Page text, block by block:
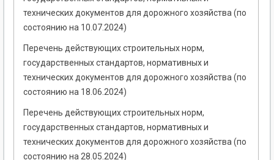
технических документов для дорожного хозяйства (по
состоянию на 10.07.2024)
Перечень действующих строительных норм,
государственных стандартов, нормативных и
технических документов для дорожного хозяйства (по
состоянию на 18.06.2024)
Перечень действующих строительных норм,
государственных стандартов, нормативных и
технических документов для дорожного хозяйства (по
состоянию на 28.05.2024)